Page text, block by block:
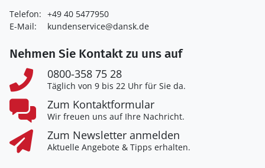
Telefon: +49 40 5477950
E-Mail:
kundenservice@dansk.de
Nehmen Sie Kontakt zu uns auf
0800-358 75 28
Täglich von 9 bis 22 Uhr für Sie da.
Zum Kontaktformular
Wir freuen uns auf Ihre Nachricht.
Zum Newsletter anmelden
Aktuelle Angebote & Tipps erhalten.